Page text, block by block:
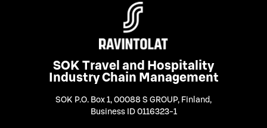
SOK Travel and Hospitality
Industry Chain Management
SOK P.O. Box 1, 00088 S GROUP, Finland ,
Business ID 0116323-1